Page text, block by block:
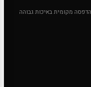
מקומית באיכות גבוהה